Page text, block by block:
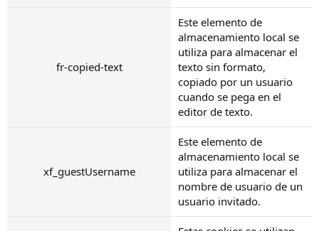
fr-copied-text
Este elemento de
almacenamiento local se
utiliza para almacenar el
texto sin formato,
copiado por un usuario
cuando se pega en el
editor de texto.
xf_guestUsername
Este elemento de
almacenamiento local se
utiliza para almacenar el
nombre de usuario de un
usuario invitado.